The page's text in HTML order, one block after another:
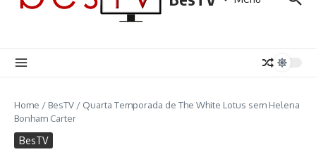
Home / BesTV / Quarta Temporada de The White Lotus sem Helena
Bonham Carter
BesTV